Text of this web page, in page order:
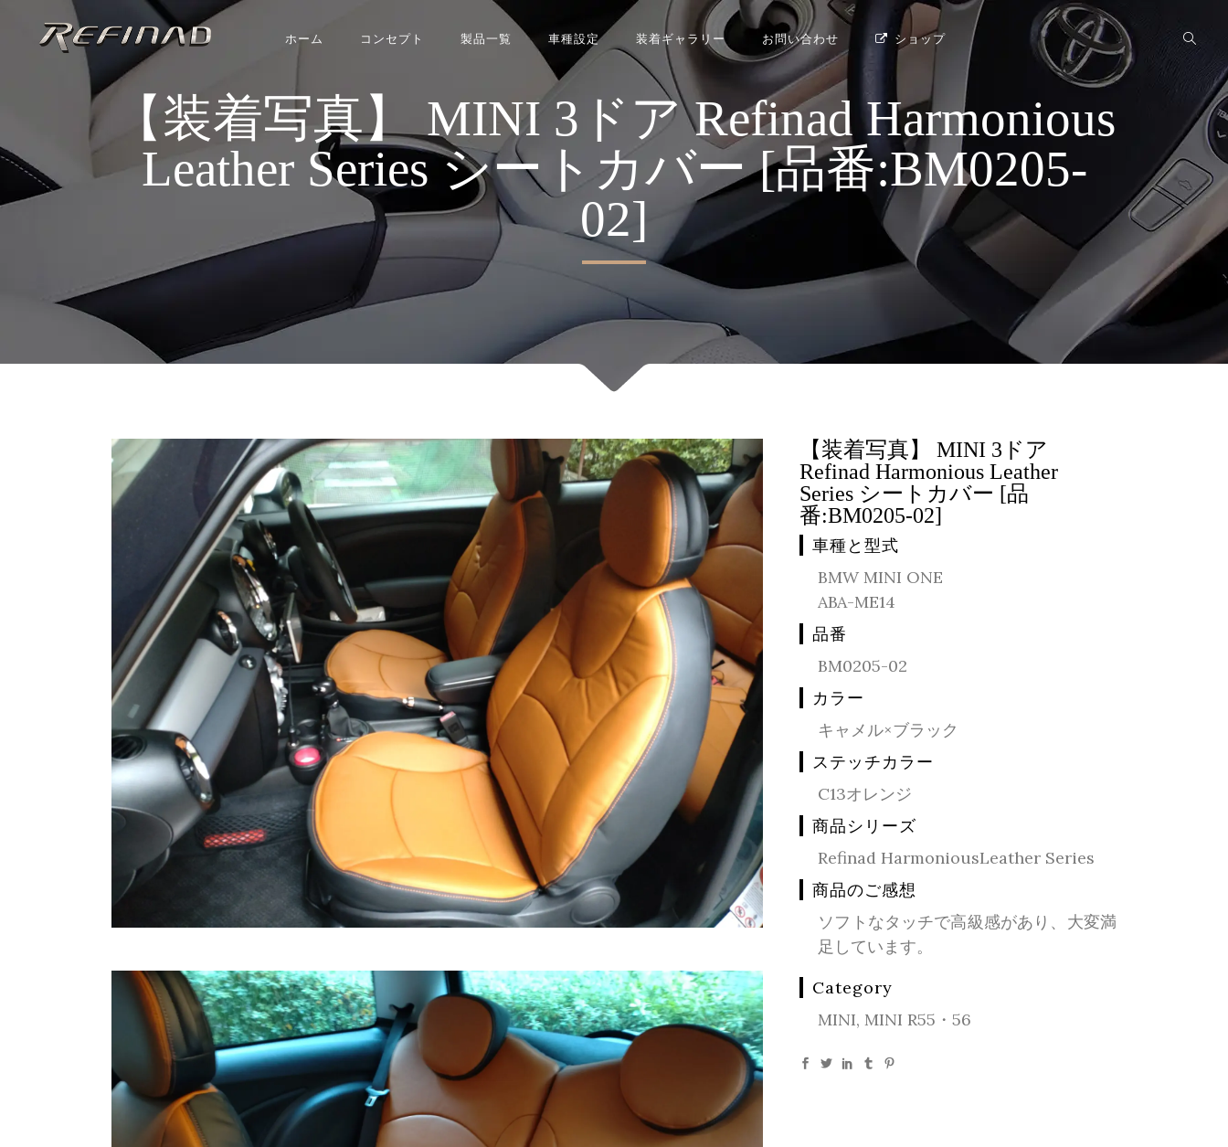
ホーム コンセプト 製品一覧 車種設定 装着ギャラリー お問い合わせ ショップ
【装着写真】 MINI 3ドア Refinad Harmonious
Leather Series シートカバー [品番:BM0205-
02]
【装着写真】 MINI 3ドア
Refinad Harmonious Leather
Series シートカバー [品
番:BM0205-02]
車種と型式
BMW MINI ONE
ABA-ME14
品番
BM0205-02
カラー
キャメル×ブラック
ステッチカラー
C13オレンジ
商品シリーズ
Refinad HarmoniousLeather Series
商品のご感想
ソフトなタッチで高級感があり、大変満
足しています。
Category
MINI, MINI R55・56